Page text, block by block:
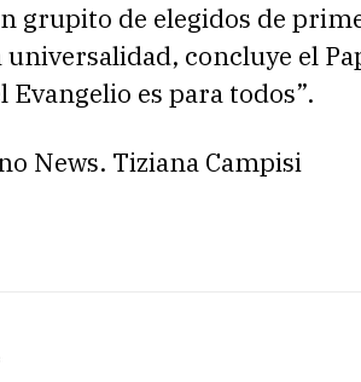
grupito de elegidos de
concluye el
Evangelio es para todos”.
News. Tiziana Campisi